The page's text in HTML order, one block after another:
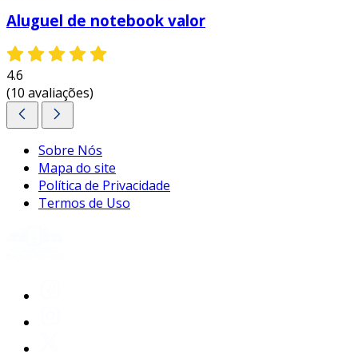
locação oferecem suporte técnico incluído,
garantindo que os usuários tenham
assistência sempre que necessário, o que
portanto, ao considerar a locação de
notebooks, tanto empresas quanto indivíduos
podem desfrutar de uma solução eficiente,
prática e custo-efetiva, adaptando-se
rapidamente às demandas do mercado.
Aluguel de notebook valor
4.6
(10 avaliações)
Sobre Nós
Mapa do site
Política de Privacidade
Termos de Uso